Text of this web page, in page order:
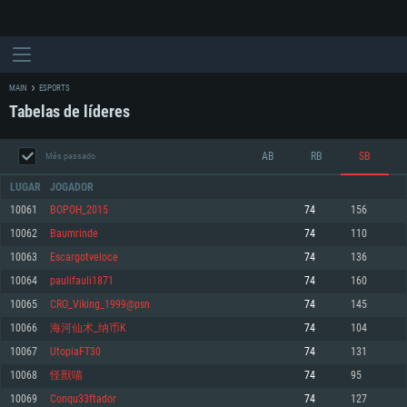
REQUERIMENTOS DE SISTEMA
Mínimo
Sistema Operativo: Windows 10 (64 bit)
Processador: Dual-Core 2.2 GHz
Mínimo
Sistema Operativo: Mac OS Big Sur 11.0 ou versão mais recente
Processador: Core i5 2.2GHz mínimo (Intel Xeon não suportado)
Mínimo
Sistema Operativo: Distribuições mais modernas do Linux de 64bit
Processador: Dual-Core 2.4 GHz
MAIN ESPORTS
Tabelas de líderes
Mês passado AB RB SB
LUGAR JOGADOR
10061 ВОРОН_2015 74 156
10062 Baumrinde 74 110
10063 Escargotveloce 74 136
10064 paulifauli1871 74 160
10065 CRO_Viking_1999@psn 74 145
10066 海河仙术_纳币K 74 104
10067 UtopiaFT30 74 131
10068 怪獸喵 74 95
10069 Conqu33ftador 74 127